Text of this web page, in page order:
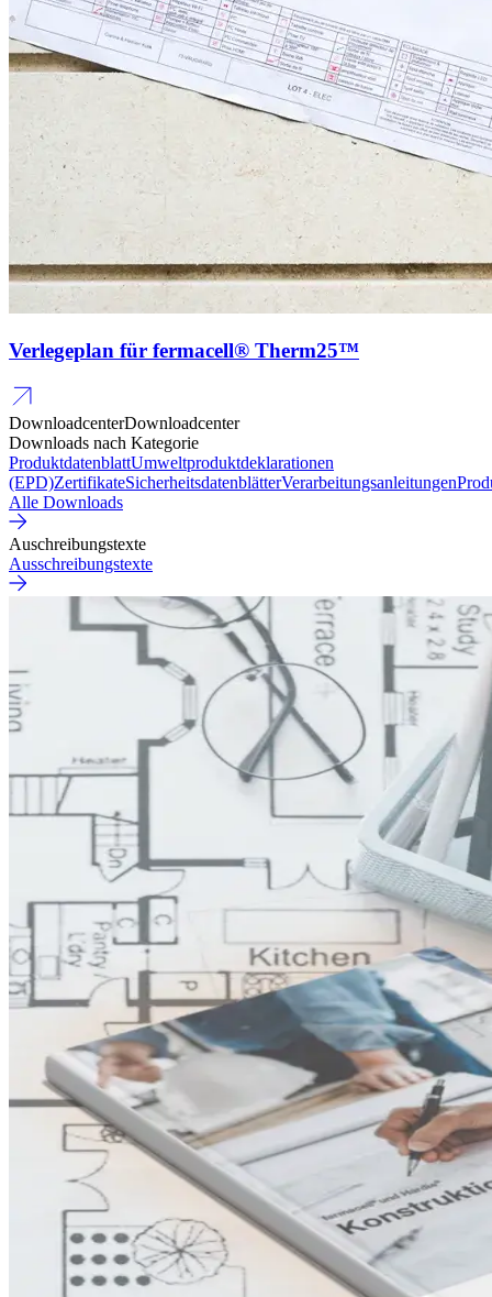
Verlegeplan für fermacell® Therm25™
DownloadcenterDownloadcenter
Downloads nach Kategorie
ProduktdatenblattUmweltproduktdeklarationen
(EPD)ZertifikateSicherheitsdatenblätterVerarbeitungsanleitungen
Alle Downloads
Auschreibungstexte
Ausschreibungstexte